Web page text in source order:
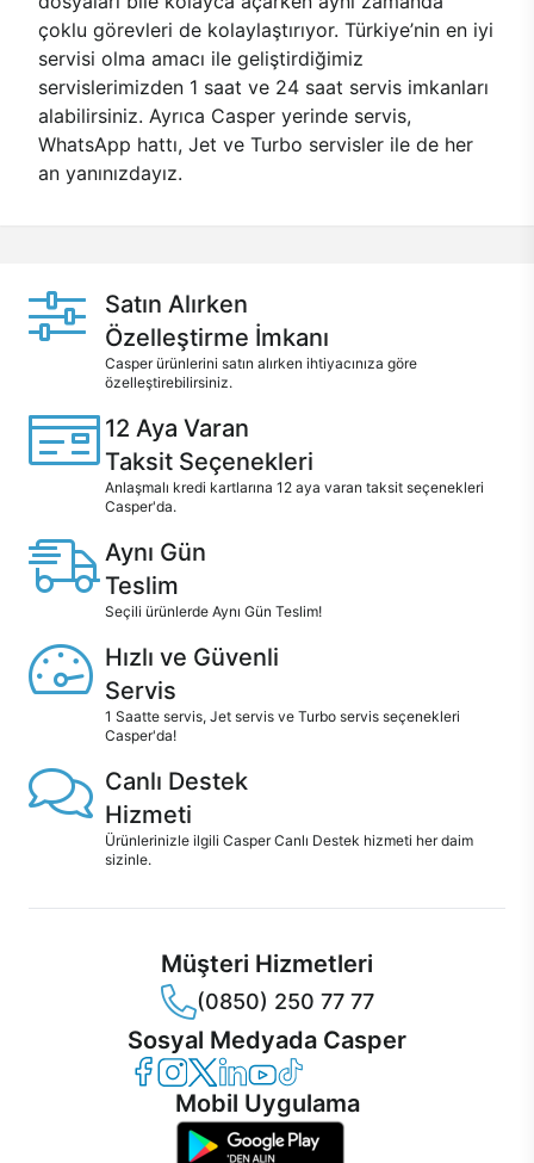
çoklu görevleri de kolaylaştırıyor. Türkiye’nin en iyi
servisi olma amacı ile geliştirdiğimiz
servislerimizden 1 saat ve 24 saat servis imkanları
alabilirsiniz. Ayrıca Casper yerinde servis,
WhatsApp hattı, Jet ve Turbo servisler ile de her
an yanınızdayız.
Satın Alırken
Özelleştirme İmkanı
Casper ürünlerini satın alırken ihtiyacınıza göre
özelleştirebilirsiniz.
12 Aya Varan
Taksit Seçenekleri
Anlaşmalı kredi kartlarına 12 aya varan taksit seçenekleri
Casper'da.
Aynı Gün
Teslim
Seçili ürünlerde Aynı Gün Teslim!
Hızlı ve Güvenli
Servis
1 Saatte servis, Jet servis ve Turbo servis seçenekleri
Casper'da!
Canlı Destek
Hizmeti
Ürünlerinizle ilgili Casper Canlı Destek hizmeti her daim
sizinle.
Müşteri Hizmetleri
(0850) 250 77 77
Sosyal Medyada Casper
Casper Facebook
Casper Instagram
Casper Twitter
Casper LinkedIn
Casper YouTube
Casper TikTok
Mobil Uygulama